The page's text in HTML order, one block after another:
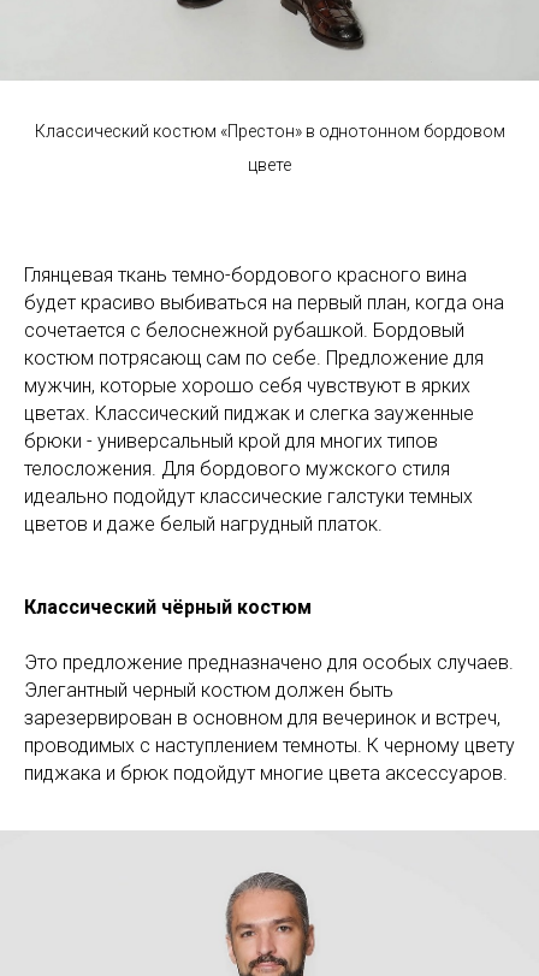
Классический костюм «Престон» в однотонном бордовом
цвете
Глянцевая ткань темно-бордового красного вина
будет красиво выбиваться на первый план, когда она
сочетается с белоснежной рубашкой. Бордовый
костюм потрясающ сам по себе. Предложение для
мужчин, которые хорошо себя чувствуют в ярких
цветах. Классический пиджак и слегка зауженные
брюки - универсальный крой для многих типов
телосложения. Для бордового мужского стиля
идеально подойдут классические галстуки темных
цветов и даже белый нагрудный платок.
Классический чёрный костюм
Это предложение предназначено для особых случаев.
Элегантный черный костюм должен быть
зарезервирован в основном для вечеринок и встреч,
проводимых с наступлением темноты. К черному цвету
пиджака и брюк подойдут многие цвета аксессуаров.